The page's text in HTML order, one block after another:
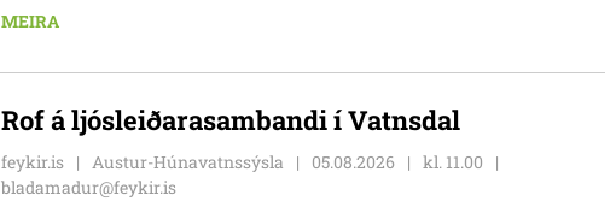
leikinn er fín, lítil háttar rigning og tíu gráðu hiti, þannig að það er um
MEIRA
Rof á ljósleiðarasambandi í Vatnsdal
feykir.is Austur-Húnavatnssýsla 05.08.2026
kl. 11.00
bladamadur@feykir.is